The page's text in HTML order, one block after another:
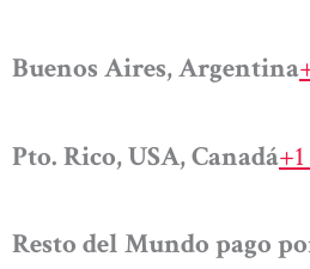
Buenos Aires, Argentina
Pto. Rico, USA, Canadá
Resto del Mundo pago